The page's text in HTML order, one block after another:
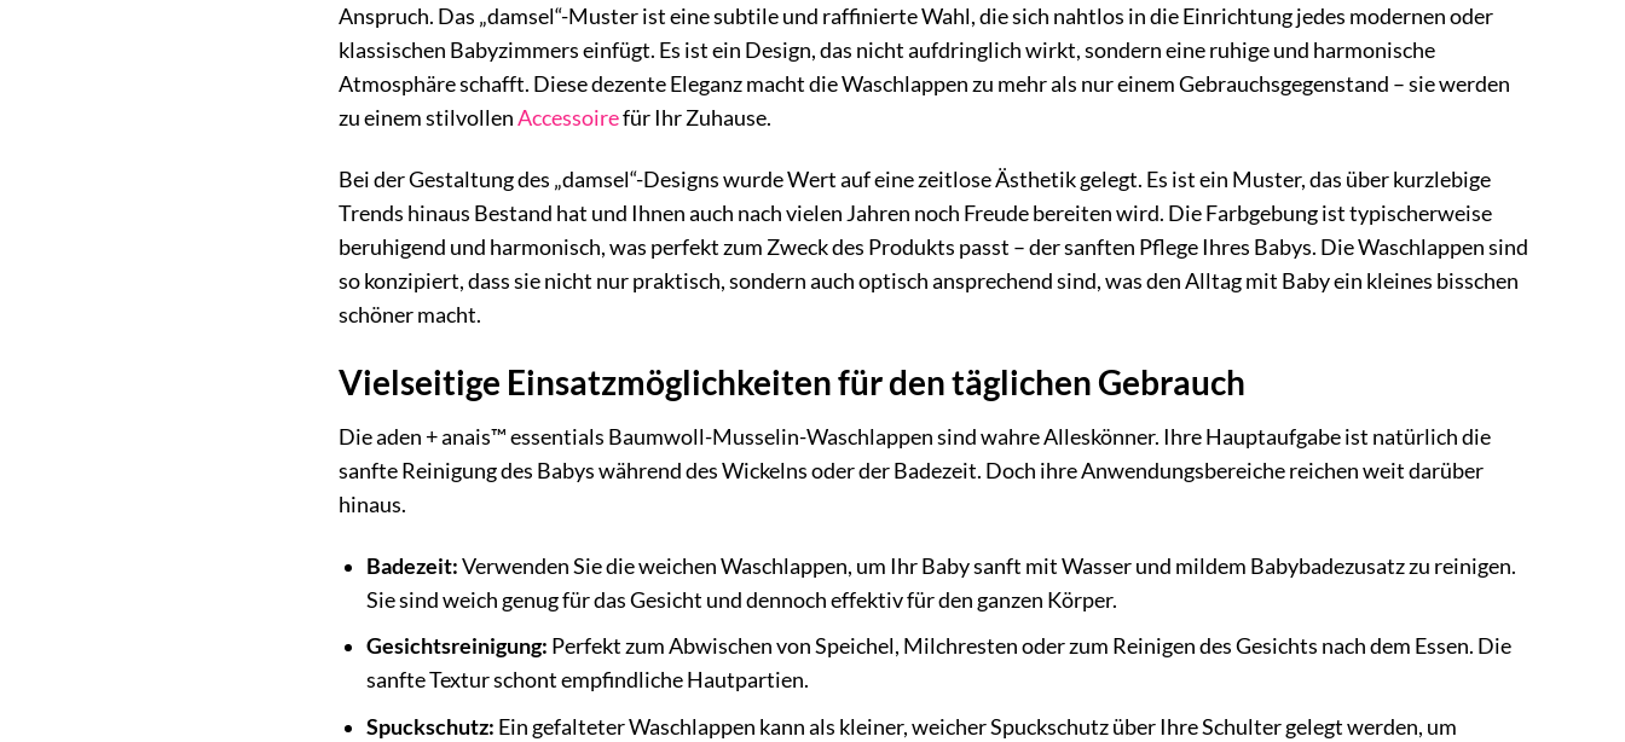
Anspruch. Das „damsel“-Muster ist eine subtile und raffinierte Wahl, die sich nahtlos in die Einrichtung jedes modernen oder
klassischen Babyzimmers einfügt. Es ist ein Design, das nicht aufdringlich wirkt, sondern eine ruhige und harmonische
Atmosphäre schafft. Diese dezente Eleganz macht die Waschlappen zu mehr als nur einem Gebrauchsgegenstand – sie werden
zu einem stilvollenAccessoirefür Ihr Zuhause.
Bei der Gestaltung des „damsel“-Designs wurde Wert auf eine zeitlose Ästhetik gelegt. Es ist ein Muster, das über kurzlebige
Trends hinaus Bestand hat und Ihnen auch nach vielen Jahren noch Freude bereiten wird. Die Farbgebung ist typischerweise
beruhigend und harmonisch, was perfekt zum Zweck des Produkts passt – der sanften Pflege Ihres Babys. Die Waschlappen sind
so konzipiert, dass sie nicht nur praktisch, sondern auch optisch ansprechend sind, was den Alltag mit Baby ein kleines bisschen
schöner macht.
Vielseitige Einsatzmöglichkeiten für den täglichen Gebrauch
Die aden + anais™ essentials Baumwoll-Musselin-Waschlappen sind wahre Alleskönner. Ihre Hauptaufgabe ist natürlich die
sanfte Reinigung des Babys während des Wickelns oder der Badezeit. Doch ihre Anwendungsbereiche reichen weit darüber
hinaus.
Badezeit:Verwenden Sie die weichen Waschlappen, um Ihr Baby sanft mit Wasser und mildem Babybadezusatz zu reinigen.
Sie sind weich genug für das Gesicht und dennoch effektiv für den ganzen Körper.
Gesichtsreinigung: Perfekt zum Abwischen von Speichel, Milchresten oder zum Reinigen des Gesichts nach dem Essen. Die
sanfte Textur schont empfindliche Hautpartien.
Spuckschutz: Ein gefalteter Waschlappen kann als kleiner, weicher Spuckschutz über Ihre Schulter gelegt werden, um